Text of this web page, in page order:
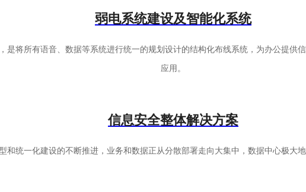
弱电系统建设及智能化系统
是将所有语音、数据等系统进行统一的规划设计的结构化布线系统，为办公提供
应用。
信息安全整体解决方案
和统一化建设的不断推进，业务和数据正从分散部署走向大集中，数据中心极大